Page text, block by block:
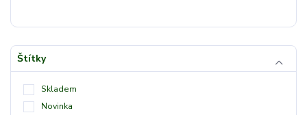
Štítky
Skladem
Novinka